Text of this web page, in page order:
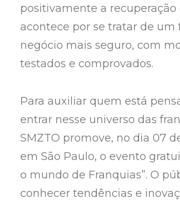
positivamente a recuperação
acontece por se tratar de um
negócio mais seguro, com
testados e comprovados.
Para auxiliar quem está
entrar nesse universo das
SMZTO promove, no dia 07
em São Paulo, o evento
o mundo de Franquias”. O
conhecer tendências e